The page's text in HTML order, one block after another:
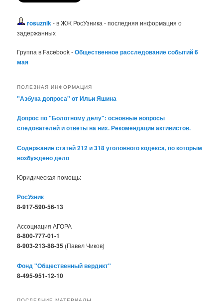
rosuznik- в ЖЖ РосУзника - последняя информация о
задержанных
Группа в Facebook -Общественное расследование событий 6
мая
ПОЛЕЗНАЯ ИНФОРМАЦИЯ
"Азбука допроса" от Ильи Яшина
Допрос по "Болотному делу": основные вопросы
следователей и ответы на них. Рекомендации активистов.
Содержание статей 212 и 318 уголовного кодекса, по которым
возбуждено дело
Юридическая помощь:
РосУзник
8-917-590-56-13
Ассоциация АГОРА
8-800-777-01-1
8-903-213-88-35 (Павел Чиков)
Фонд "Общественный вердикт"
8-495-951-12-10